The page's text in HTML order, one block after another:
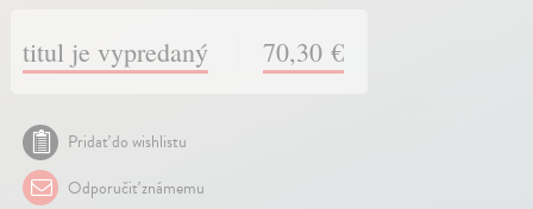
titul je vypredaný 70,30 €
Pridať do wishlistu
Odporučiť známemu